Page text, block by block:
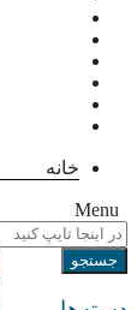
خانه
Menu